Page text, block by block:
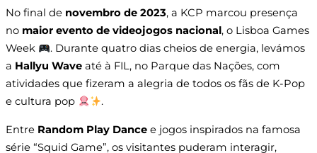
No final de novembro de 2023, a KCP marcou presença
no maior evento de videojogos nacional, o Lisboa Games
Week
. Durante quatro dias cheios de energia, levámos
a Hallyu Wave até à FIL, no Parque das Nações, com
atividades que fizeram a alegria de todos os fãs de K-Pop
e cultura pop
.
Entre Random Play Dance e jogos inspirados na famosa
série “Squid Game”, os visitantes puderam interagir,